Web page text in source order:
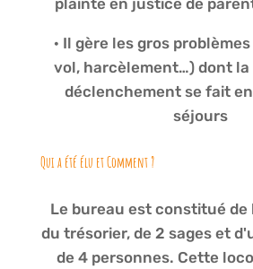
plainte en justice de
· Il gère les gros
vol, harcèlement…) dont la
déclenchement se fait
séjours
Qui a été élu et Comment ?
Le bureau est constitué de
du trésorier, de 2 sages et
de 4 personnes. Cette